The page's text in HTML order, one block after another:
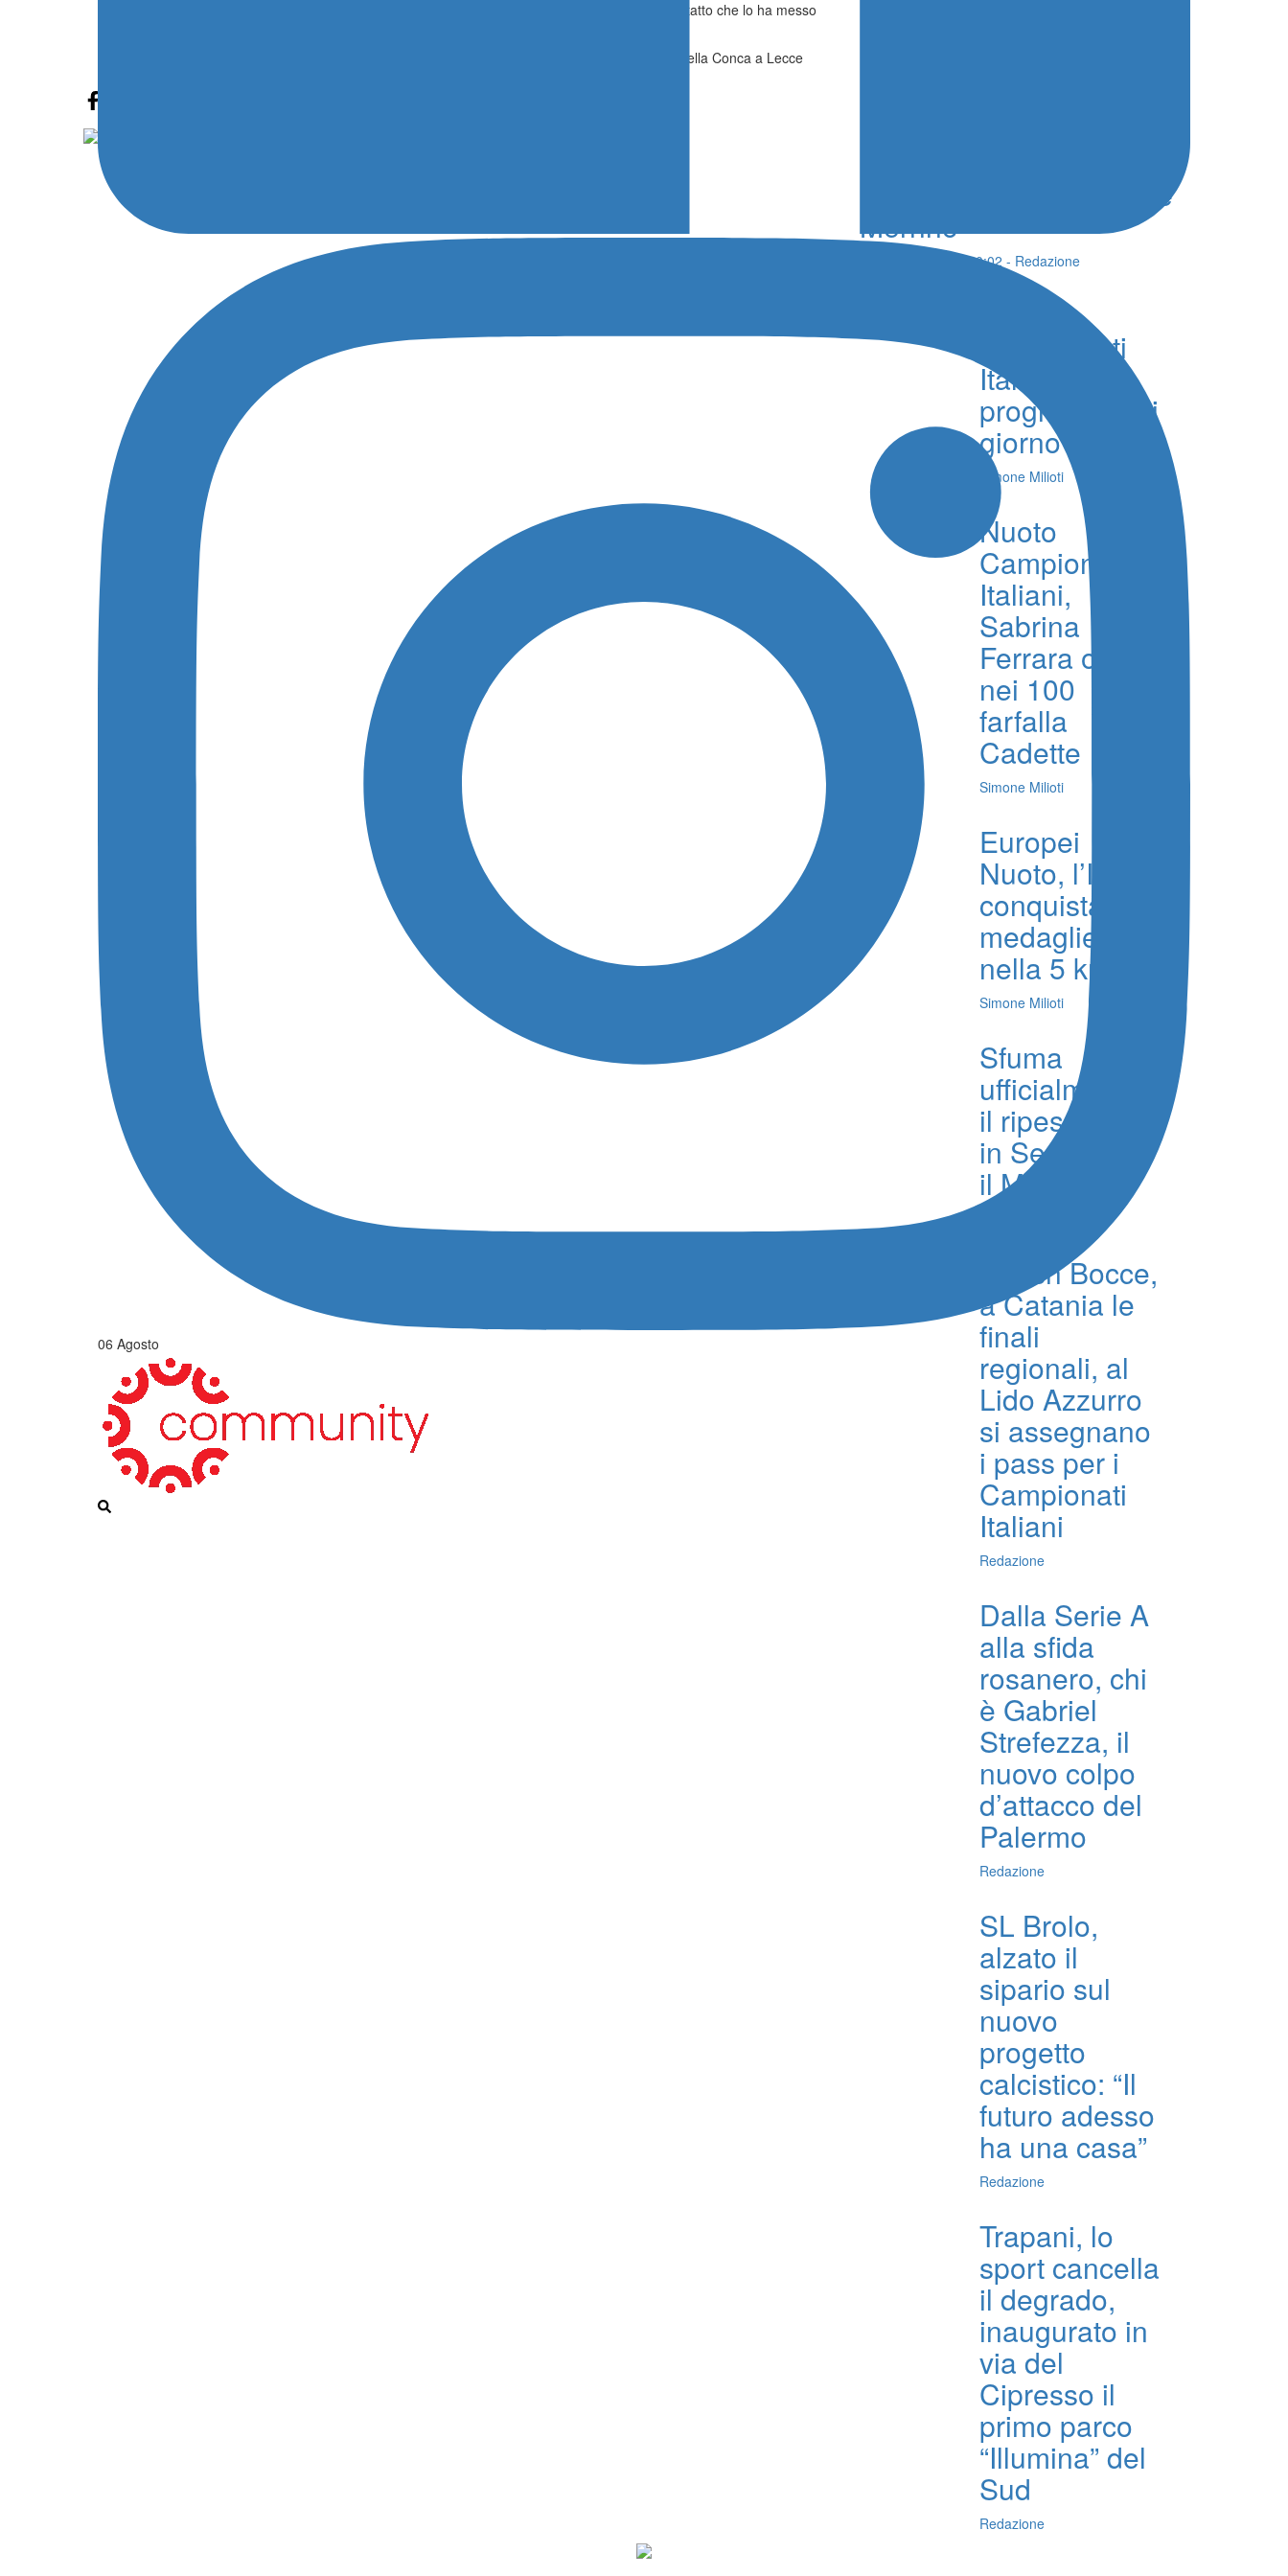
06 Agosto
avversa in queste prime due uscite. Il quattordicenne catanese, dopo aver dato ha subito un contatto che lo ha messo
I due siciliani saranno nuovamente in gara a partire dal 11 marzo fino al 14 in Puglia sul circuito della Conca a Lecce
squadra i giovani Vinci e
Merrino
06 Agosto 2026 - 10:02 - Redazione
Campionati
Italiani, il
programma di
giorno 6
Simone Milioti
Nuoto
Campionati
Italiani,
Sabrina
Ferrara oro
nei 100
farfalla
Cadette
Simone Milioti
Europei
Nuoto, l’Italia
conquista tre
medaglie
nella 5 km
Simone Milioti
Sfuma
ufficialmente
il ripescaggio
in Serie D per
il Messina
Beach Bocce,
a Catania le
finali
regionali, al
Lido Azzurro
si assegnano
i pass per i
Campionati
Italiani
Redazione
Dalla Serie A
alla sfida
rosanero, chi
è Gabriel
Strefezza, il
nuovo colpo
d’attacco del
Palermo
Redazione
SL Brolo,
alzato il
sipario sul
nuovo
progetto
calcistico: “Il
futuro adesso
ha una casa”
Redazione
Trapani, lo
sport cancella
il degrado,
inaugurato in
via del
Cipresso il
primo parco
“Illumina” del
Sud
Redazione